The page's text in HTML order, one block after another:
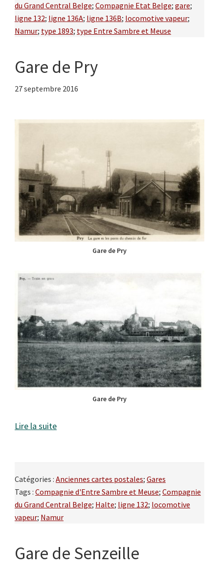
du Grand Central Belge; Compagnie Etat Belge; gare;
ligne 132; ligne 136A; ligne 136B; locomotive vapeur;
Namur; type 1893; type Entre Sambre et Meuse
Gare de Pry
27 septembre 2016
Gare de Pry
Gare de Pry
Lire la suite
Catégories : Anciennes cartes postales; Gares
Tags : Compagnie d'Entre Sambre et Meuse; Compagnie
du Grand Central Belge; Halte; ligne 132; locomotive
vapeur; Namur
Gare de Senzeille